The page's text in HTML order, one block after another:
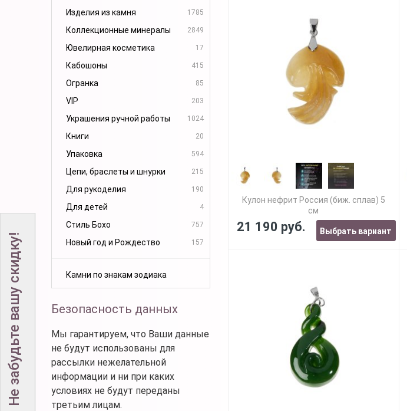
Изделия из камня 1785
Коллекционные минералы 2849
Ювелирная косметика 17
Кабошоны 415
Огранка 85
VIP 203
Украшения ручной работы 1024
Книги 20
Упаковка 594
Цепи, браслеты и шнурки 215
Для рукоделия 190
Для детей 4
Стиль Бохо 757
Новый год и Рождество 157
Камни по знакам зодиака
Безопасность данных
Мы гарантируем, что Ваши данные
не будут использованы для
рассылки нежелательной
информации и ни при каких
условиях не будут переданы
третьим лицам.
Кулон нефрит Россия (биж. сплав) 5
см
21 190 руб. Выбрать вариант
Не забудьте вашу скидку!